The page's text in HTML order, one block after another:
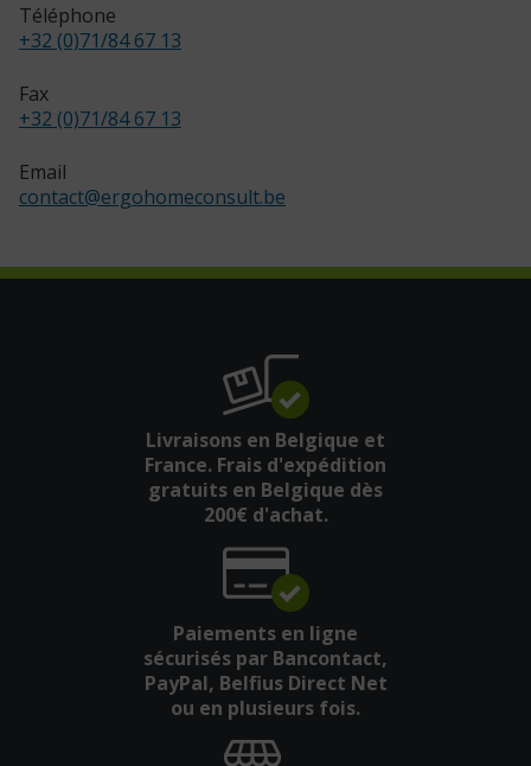
Téléphone
+32 (0)71/84 67 13
Fax
+32 (0)71/84 67 13
Email
contact@ergohomeconsult.be
Livraisons en Belgique et
France. Frais d'expédition
gratuits en Belgique dès
200€ d'achat.
Paiements en ligne
sécurisés par Bancontact,
PayPal, Belfius Direct Net
ou en plusieurs fois.